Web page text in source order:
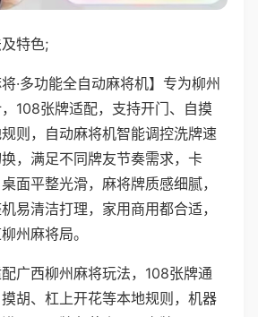
特色;
将·多功能全自动麻将机】专为柳州
108张牌适配，支持开门、自摸
则，自动麻将机智能调控洗牌速
，满足不同牌友节奏需求，卡
面平整光滑，麻将牌质感细腻，
易清洁打理，家用商用都合适，
州麻将局。
广西柳州麻将玩法，108张牌通
胡、杠上开花等本地规则，机器